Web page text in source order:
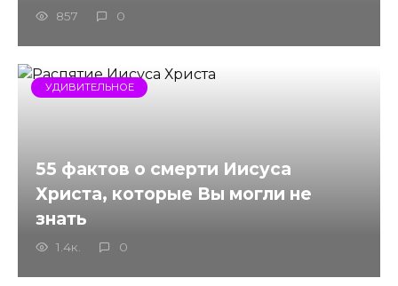
857 0
УДИВИТЕЛЬНОЕ
55 фактов о смерти Иисуса
Христа, которые Вы могли не
знать
1.4к. 0